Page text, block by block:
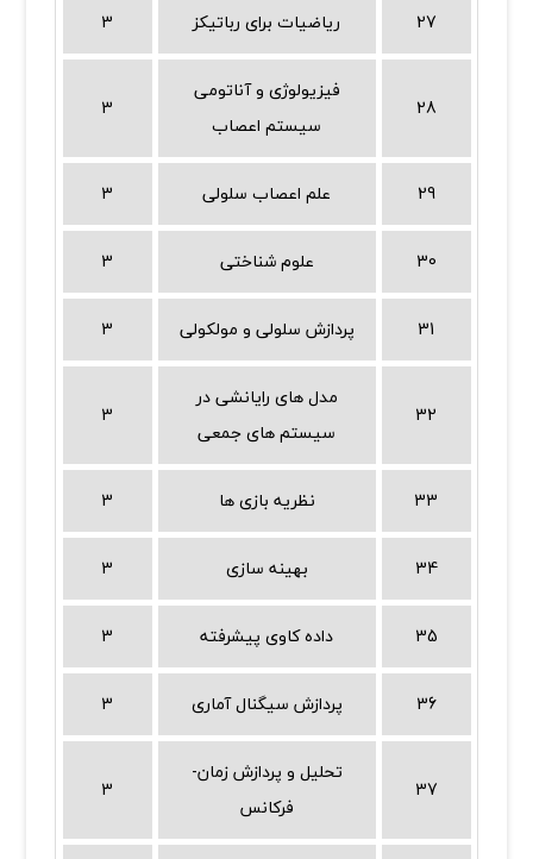
3 ریاضیات برای رباتیکز 27
3
فیزیولوژی و آناتومی
سیستم اعصاب
28
3 علم اعصاب سلولی 29
3 علوم شناختی 30
3 پردازش سلولی و مولکولی 31
3
مدل های رایانشی در
سیستم های جمعی
32
3 نظریه بازی ها 33
3 بهینه سازی 34
3 داده کاوی پیشرفته 35
3 پردازش سیگنال آماری 36
3
تحلیل و پردازش زمان-
فرکانس
37